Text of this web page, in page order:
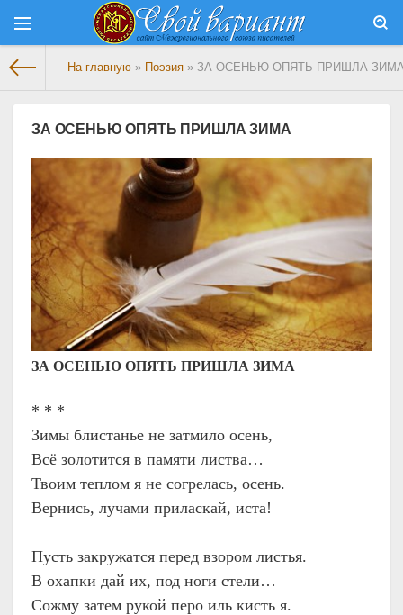
На главную » Поэзия » ЗА ОСЕНЬЮ ОПЯТЬ ПРИШЛА
ЗА ОСЕНЬЮ ОПЯТЬ ПРИШЛА ЗИМА
ЗА ОСЕНЬЮ ОПЯТЬ ПРИШЛА ЗИМА
* * *
Зимы блистанье не затмило осень,
Всё золотится в памяти листва…
Твоим теплом я не согрелась, осень.
Вернись, лучами приласкай, иста!
Пусть закружатся перед взором листья.
В охапки дай их, под ноги стели…
Сожму затем рукой перо иль кисть я.